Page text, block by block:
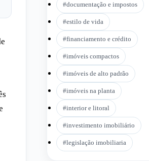
#documentação e impostos
#estilo de vida
#financiamento e crédito
#imóveis compactos
#imóveis de alto padrão
#imóveis na planta
#interior e litoral
#investimento imobiliário
#legislação imobiliaria